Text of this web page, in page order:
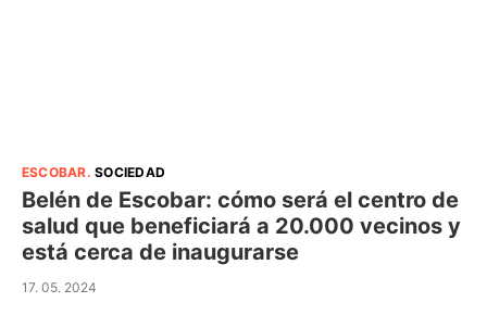
ESCOBAR.SOCIEDAD
Belén de Escobar: cómo será el centro de
salud que beneficiará a 20.000 vecinos y
está cerca de inaugurarse
17. 05. 2024